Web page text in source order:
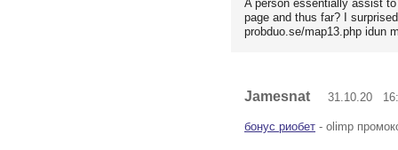
A person essentially assist
page and thus far? I
probduo.se/map13.php idun
Jamesnat 31.10.20
бонус риобет - olimp